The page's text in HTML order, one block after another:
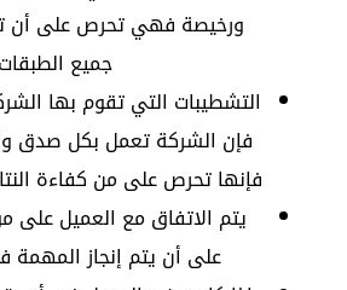
ورخيصة فهي تحرص على أن
جميع
التشطيبات التي تقوم بها
فإن الشركة تعمل بكل صدق
فإنها تحرص على من كفاءة
يتم الاتفاق مع العميل
على أن يتم إنجاز